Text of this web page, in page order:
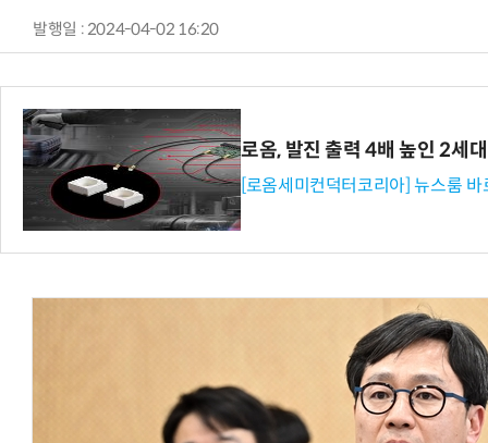
발행일 : 2024-04-02 16:20
로옴, 발진 출력 4배 높인 2세
[로옴세미컨덕터코리아] 뉴스룸 바